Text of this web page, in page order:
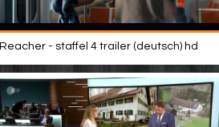
Reacher - staffel 4 trailer (deutsch) hd